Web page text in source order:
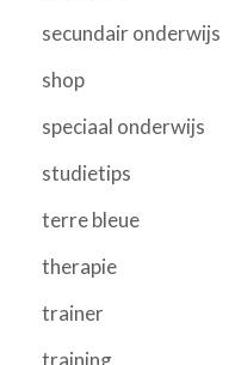
secundair onderwijs
shop
speciaal onderwijs
studietips
terre bleue
therapie
trainer
training